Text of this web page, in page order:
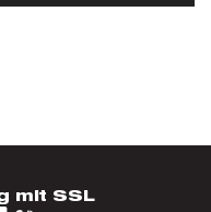
mit SSL